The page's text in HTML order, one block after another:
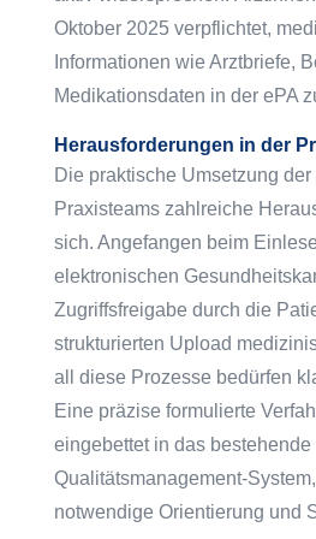
Oktober 2025 verpflichtet,
Informationen wie Arztbriefe,
Medikationsdaten in der ePA
Herausforderungen in der
Die praktische Umsetzung der
Praxisteams zahlreiche
sich. Angefangen beim
elektronischen
Zugriffsfreigabe durch die
strukturierten Upload
all diese Prozesse bedürfen
Eine präzise formulierte
eingebettet in das bestehende
Qualitätsmanagement-
notwendige Orientierung und